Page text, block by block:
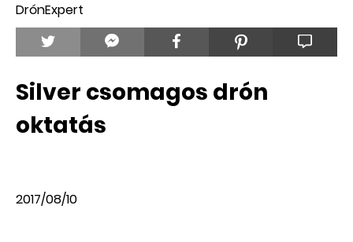
DrónExpert
Silver csomagos drón
oktatás
2017/08/10